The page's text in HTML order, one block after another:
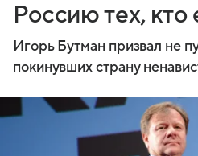
Россию тех, кто
Игорь Бутман призвал не
покинувших страну